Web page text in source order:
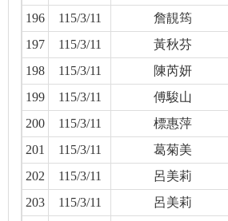
196
115/3/11 詹靚筠
197
115/3/11 黃秋芬
198
115/3/11 陳芮妍
199
115/3/11 傅駿山
200
115/3/11 標惠萍
201
115/3/11 葛菊美
202
115/3/11 呂美莉
203
115/3/11 呂美莉